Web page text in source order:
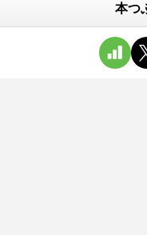
本つ